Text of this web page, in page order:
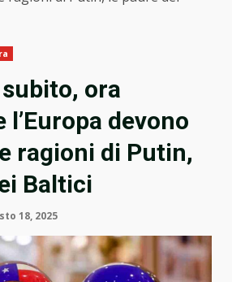
ora
l’Europa devono
ragioni di Putin,
Baltici
18, 2025